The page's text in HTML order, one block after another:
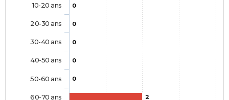
0
0
0
0
0
2
10-20 ans
20-30 ans
30-40 ans
40-50 ans
50-60 ans
60-70 ans